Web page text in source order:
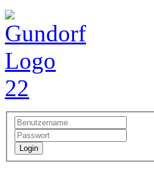
Login